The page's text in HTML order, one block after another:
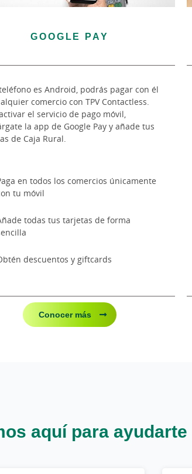
GOOGLE PAY
es Android, podrás pagar con él
comercio con TPV Contactless.
el servicio de pago móvil,
la app de Google Pay y añade tus
de Caja Rural.
en todos los comercios únicamente
tu móvil
todas tus tarjetas de forma
descuentos y giftcards
Conocer más
aquí para ayudarte